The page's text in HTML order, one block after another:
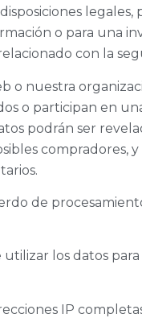
legales,
o para una
con la
o nuestra
o participan en
podrán ser
compradores,
de
los datos para
IP